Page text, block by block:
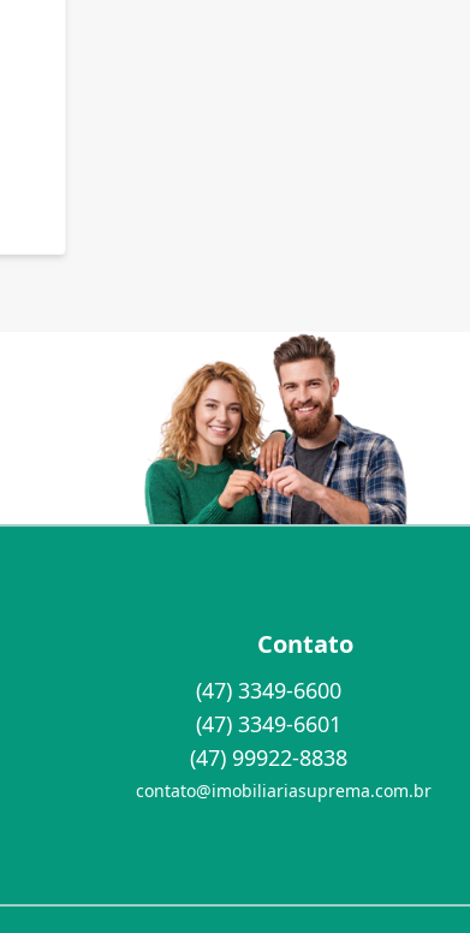
Contato
(47) 3349-6600
(47) 3349-6601
(47) 99922-8838
contato@imobiliariasuprema.com.br